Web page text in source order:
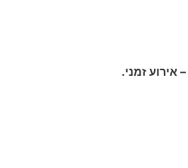
אירוע זמני.